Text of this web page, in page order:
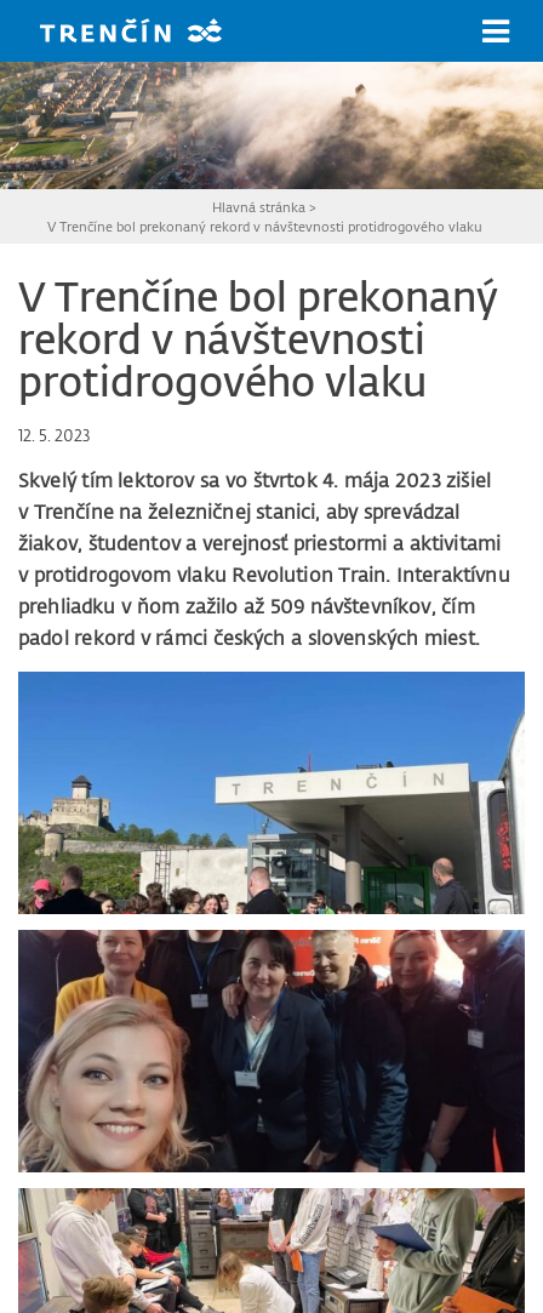
Hlavná stránka >
V Trenčíne bol prekonaný rekord v návštevnosti protidrogového vlaku
V Trenčíne bol prekonaný
rekord v návštevnosti
protidrogového vlaku
12. 5. 2023
Skvelý tím lektorov sa vo štvrtok 4. mája 2023 zišiel
v Trenčíne na železničnej stanici, aby sprevádzal
žiakov, študentov a verejnosť priestormi a aktivitami
v protidrogovom vlaku Revolution Train. Interaktívnu
prehliadku v ňom zažilo až 509 návštevníkov, čím
padol rekord v rámci českých a slovenských miest.